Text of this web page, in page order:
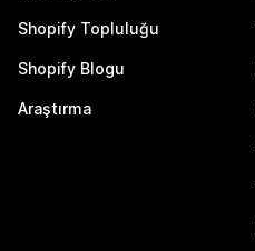
Shopify Topluluğu
Shopify Blogu
Araştırma